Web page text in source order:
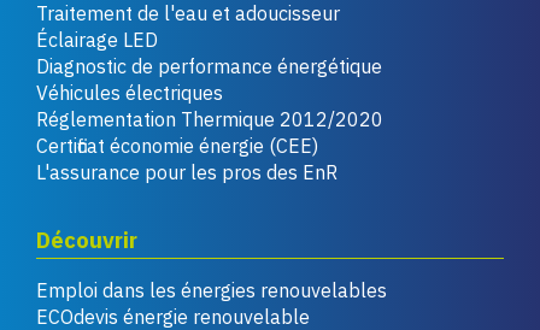
Traitement de l'eau et adoucisseur
Éclairage LED
Diagnostic de performance énergétique
Véhicules électriques
Réglementation Thermique 2012/2020
Certificat économie énergie (CEE)
L'assurance pour les pros des EnR
Découvrir
Emploi dans les énergies renouvelables
ECOdevis énergie renouvelable